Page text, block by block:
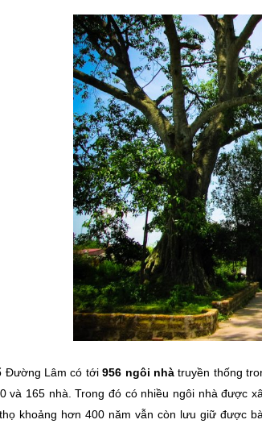
Đường Lâm có tới956 ngôi nhàtruyền thống
và 165 nhà. Trong đó có nhiều ngôi nhà được
khoảng hơn 400 năm vẫn còn lưu giữ được